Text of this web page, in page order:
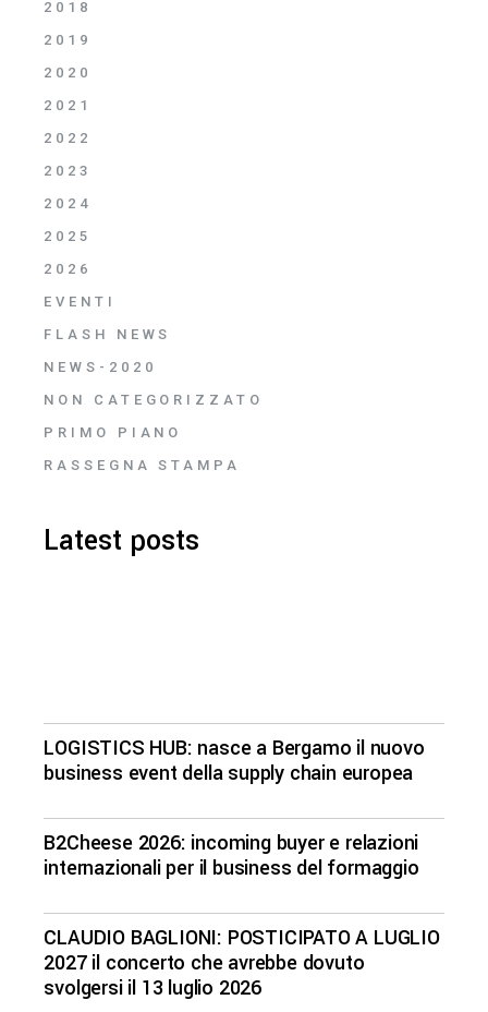
2018
2019
2020
2021
2022
2023
2024
2025
2026
EVENTI
FLASH NEWS
NEWS-2020
NON CATEGORIZZATO
PRIMO PIANO
RASSEGNA STAMPA
Latest posts
LOGISTICS HUB: nasce a Bergamo il nuovo
business event della supply chain europea
B2Cheese 2026: incoming buyer e relazioni
internazionali per il business del formaggio
CLAUDIO BAGLIONI: POSTICIPATO A LUGLIO
2027 il concerto che avrebbe dovuto
svolgersi il 13 luglio 2026